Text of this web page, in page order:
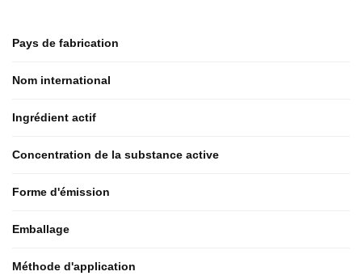
Pays de fabrication
Nom international
Ingrédient actif
Concentration de la substance active
Forme d'émission
Emballage
Méthode d'application